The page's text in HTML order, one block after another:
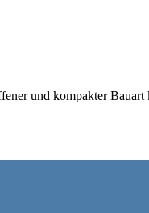
und kompakter